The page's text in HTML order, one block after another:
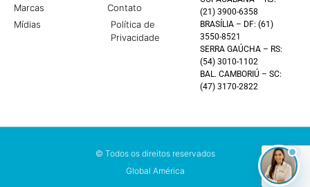
Marcas
Mídias
Contato
Política de
Privacidade
(21) 3900-6358
BRASÍLIA – DF: (61)
3550-8521
SERRA GAÚCHA – RS:
(54) 3010-1102
BAL. CAMBORIÚ – SC:
(47) 3170-2822
© Todos os direitos reservados
Global América